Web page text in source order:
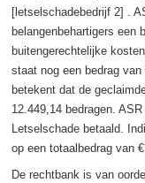
[letselschadebedrijf 2] .
belangenbehartigers een
buitengerechtelijke
staat nog een bedrag
betekent dat de
12.449,14 bedragen.
Letselschade betaald.
op een totaalbedrag van
De rechtbank is van